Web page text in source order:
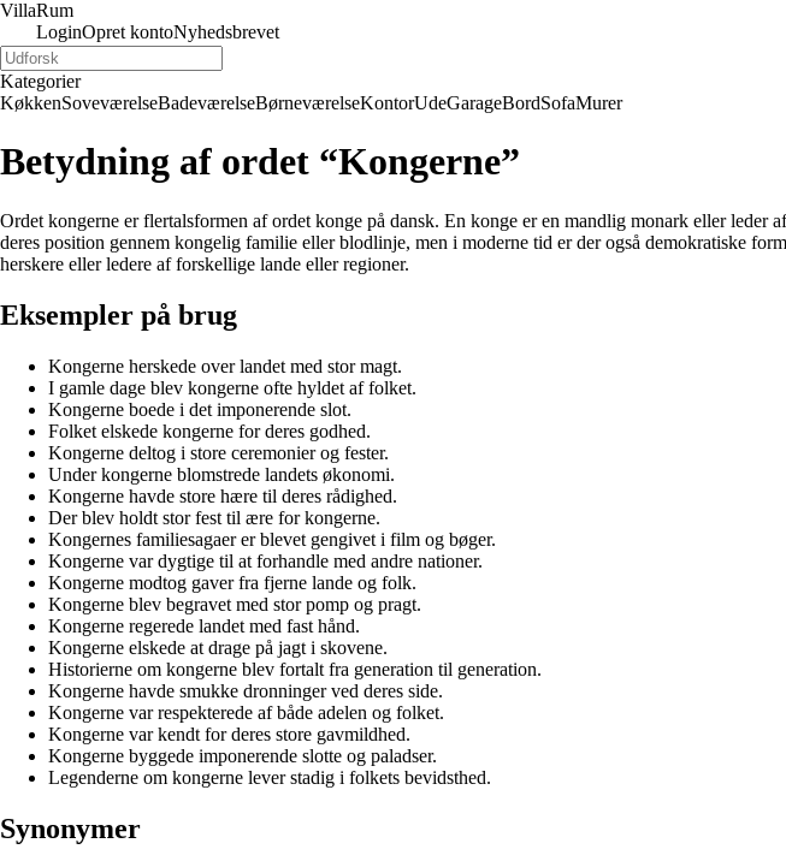
VillaRum
LoginOpret kontoNyhedsbrevet
Kategorier
KøkkenSoveværelseBadeværelseBørneværelseKontorUdeGarageBordSofaMurer
Betydning af ordet “Kongerne”
Ordet kongerne er flertalsformen af ordet konge på dansk. En konge er en mandlig monark eller
deres position gennem kongelig familie eller blodlinje, men i moderne tid er der også demokratiske
herskere eller ledere af forskellige lande eller regioner.
Eksempler på brug
Kongerne herskede over landet med stor magt.
I gamle dage blev kongerne ofte hyldet af folket.
Kongerne boede i det imponerende slot.
Folket elskede kongerne for deres godhed.
Kongerne deltog i store ceremonier og fester.
Under kongerne blomstrede landets økonomi.
Kongerne havde store hære til deres rådighed.
Der blev holdt stor fest til ære for kongerne.
Kongernes familiesagaer er blevet gengivet i film og bøger.
Kongerne var dygtige til at forhandle med andre nationer.
Kongerne modtog gaver fra fjerne lande og folk.
Kongerne blev begravet med stor pomp og pragt.
Kongerne regerede landet med fast hånd.
Kongerne elskede at drage på jagt i skovene.
Historierne om kongerne blev fortalt fra generation til generation.
Kongerne havde smukke dronninger ved deres side.
Kongerne var respekterede af både adelen og folket.
Kongerne var kendt for deres store gavmildhed.
Kongerne byggede imponerende slotte og paladser.
Legenderne om kongerne lever stadig i folkets bevidsthed.
Synonymer